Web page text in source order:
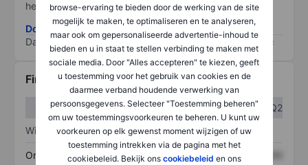
browse-ervaring te bieden door de werking van de site
mogelijk te maken, te optimaliseren en te analyseren,
maar ook om gepersonaliseerde advertentie-inhoud te
bieden en u in staat te stellen verbinding te maken met
sociale media. Door "Alles accepteren" te kiezen, geeft
u toestemming voor het gebruik van cookies en de
daarmee verband houdende verwerking van
persoonsgegevens. Selecteer "Toestemming beheren"
om uw toestemmingsvoorkeuren te beheren. U kunt uw
voorkeuren op elk gewenst moment wijzigen of uw
toestemming intrekken via de pagina met het
cookiebeleid. Bekijk ons cookiebeleid en ons
het grootste risico).
Download de ESG-risicomethodologie
Data provided by
/
Financiële gegevens
Q1
Q2
Winst/verlies
Omzet XXXXXXX XXXXXXX